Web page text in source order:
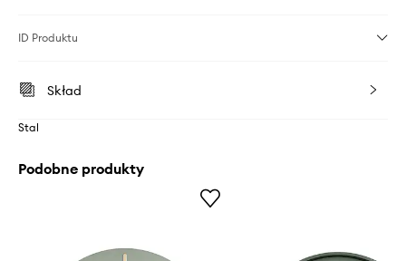
ID Produktu
Skład
Stal
Podobne produkty